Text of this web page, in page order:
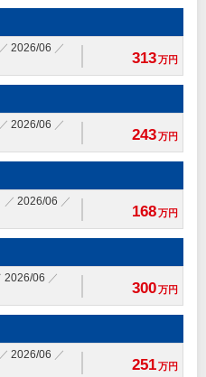
2026/06
313万円
2026/06
243万円
2026/06
168万円
2026/06
300万円
2026/06
251万円